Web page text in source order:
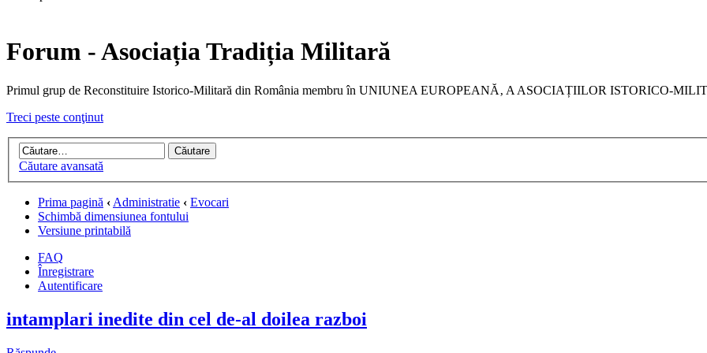
Forum - Asociația Tradiția Militară
Primul grup de Reconstituire Istorico-Militară din România membru în UNIUNEA EUROPEANĂ‚ A ASOCIAȚIILOR ISTORICO-
Treci peste conţinut
Căutare avansată
Prima pagină ‹Administratie ‹ Evocari
Schimbă dimensiunea fontului
Versiune printabilă
FAQ
Înregistrare
Autentificare
intamplari inedite din cel de-al doilea razboi